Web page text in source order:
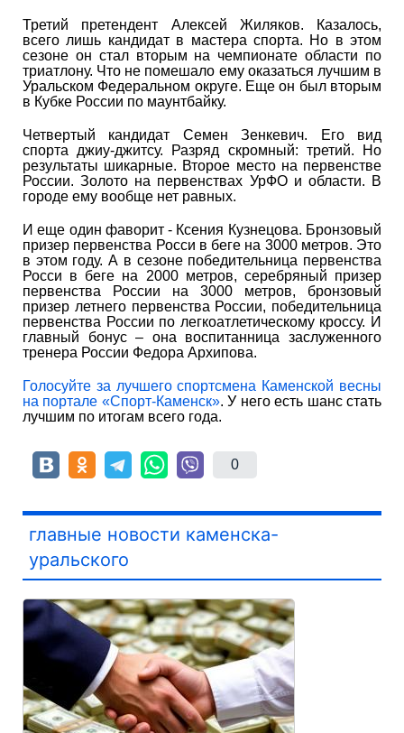
Третий претендент Алексей Жиляков. Казалось,
всего лишь кандидат в мастера спорта. Но в этом
сезоне он стал вторым на чемпионате области по
триатлону. Что не помешало ему оказаться лучшим в
Уральском Федеральном округе. Еще он был вторым
в Кубке России по маунтбайку.
Четвертый кандидат Семен Зенкевич. Его вид
спорта джиу-джитсу. Разряд скромный: третий. Но
результаты шикарные. Второе место на первенстве
России. Золото на первенствах УрФО и области. В
городе ему вообще нет равных.
И еще один фаворит - Ксения Кузнецова. Бронзовый
призер первенства Росси в беге на 3000 метров. Это
в этом году. А в сезоне победительница первенства
Росси в беге на 2000 метров, серебряный призер
первенства России на 3000 метров, бронзовый
призер летнего первенства России, победительница
первенства России по легкоатлетическому кроссу. И
главный бонус – она воспитанница заслуженного
тренера России Федора Архипова.
Голосуйте за лучшего спортсмена Каменской весны
на портале «Спорт-Каменск». У него есть шанс стать
лучшим по итогам всего года.
0
главные новости каменска-
уральского